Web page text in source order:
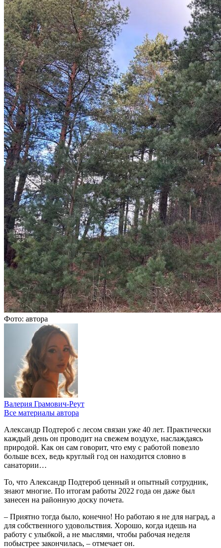
Фото: автора
Валерия Грамович-Реут
Все материалы автора
Александр Подтероб с лесом связан уже 40 лет. Практически
каждый день он проводит на свежем воздухе, наслаждаясь
природой. Как он сам говорит, что ему с работой повезло
больше всех, ведь круглый год он находится словно в
санатории…
То, что Александр Подтероб ценный и опытный сотрудник,
знают многие. По итогам работы 2022 года он даже был
занесен на районную доску почета.
– Приятно тогда было, конечно! Но работаю я не для наград, а
для собственного удовольствия. Хорошо, когда идешь на
работу с улыбкой, а не мыслями, чтобы рабочая неделя
побыстрее закончилась, – отмечает он.